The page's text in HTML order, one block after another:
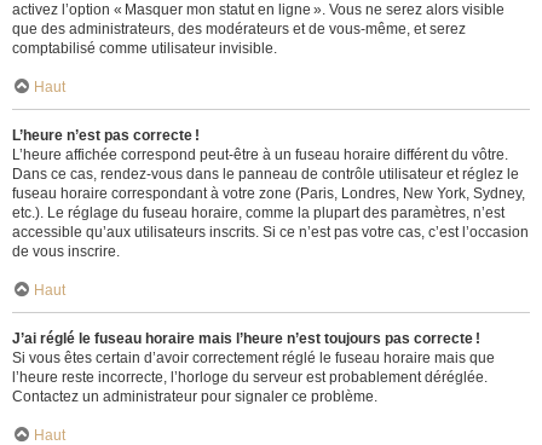
activez l’option « Masquer mon statut en ligne ». Vous ne serez alors visible
que des administrateurs, des modérateurs et de vous-même, et serez
comptabilisé comme utilisateur invisible.
Haut
L’heure n’est pas correcte !
L’heure affichée correspond peut-être à un fuseau horaire différent du vôtre.
Dans ce cas, rendez-vous dans le panneau de contrôle utilisateur et réglez le
fuseau horaire correspondant à votre zone (Paris, Londres, New York, Sydney,
etc.). Le réglage du fuseau horaire, comme la plupart des paramètres, n’est
accessible qu’aux utilisateurs inscrits. Si ce n’est pas votre cas, c’est l’occasion
de vous inscrire.
Haut
J’ai réglé le fuseau horaire mais l’heure n’est toujours pas correcte !
Si vous êtes certain d’avoir correctement réglé le fuseau horaire mais que
l’heure reste incorrecte, l’horloge du serveur est probablement déréglée.
Contactez un administrateur pour signaler ce problème.
Haut